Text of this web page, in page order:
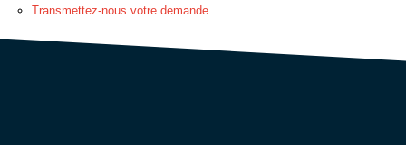
RECRUTEMENT
Transmettez-nous votre demande